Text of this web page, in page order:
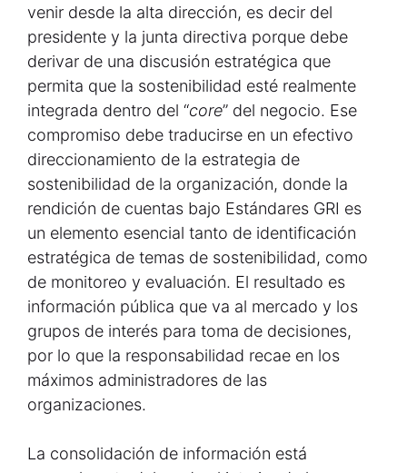
venir desde la alta dirección, es decir del
presidente y la junta directiva porque debe
derivar de una discusión estratégica que
permita que la sostenibilidad esté realmente
integrada dentro del “core” del negocio. Ese
compromiso debe traducirse en un efectivo
direccionamiento de la estrategia de
sostenibilidad de la organización, donde la
rendición de cuentas bajo Estándares GRI es
un elemento esencial tanto de identificación
estratégica de temas de sostenibilidad, como
de monitoreo y evaluación. El resultado es
información pública que va al mercado y los
grupos de interés para toma de decisiones,
por lo que la responsabilidad recae en los
máximos administradores de las
organizaciones.
La consolidación de información está